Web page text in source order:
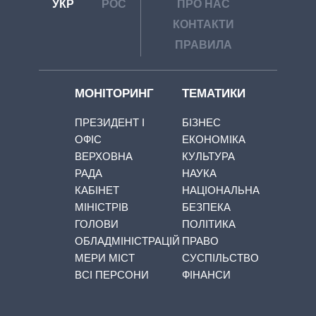
УКР РОС
ПРО НАС
КОНТАКТИ
ПРАВИЛА
МОНІТОРИНГ
ПРЕЗИДЕНТ І
ОФІС
ВЕРХОВНА
РАДА
КАБІНЕТ
МІНІСТРІВ
ГОЛОВИ
ОБЛАДМІНІСТРАЦІЙ
МЕРИ МІСТ
ВСІ ПЕРСОНИ
ТЕМАТИКИ
БІЗНЕС
ЕКОНОМІКА
КУЛЬТУРА
НАУКА
НАЦІОНАЛЬНА
БЕЗПЕКА
ПОЛІТИКА
ПРАВО
СУСПІЛЬСТВО
ФІНАНСИ